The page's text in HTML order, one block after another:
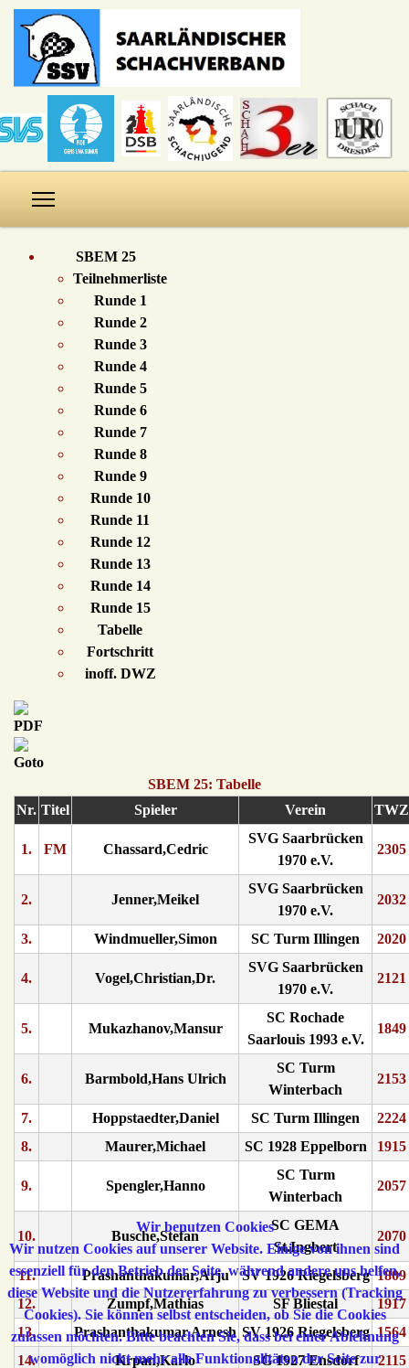
SBEM 25
Teilnehmerliste
Runde 1
Runde 2
Runde 3
Runde 4
Runde 5
Runde 6
Runde 7
Runde 8
Runde 9
Runde 10
Runde 11
Runde 12
Runde 13
Runde 14
Runde 15
Tabelle
Fortschritt
inoff. DWZ
SBEM 25: Tabelle
Nr. Titel Spieler Verein TWZ
1. FM Chassard,Cedric
SVG Saarbrücken
1970 e.V.
2305
2. Jenner,Meikel
SVG Saarbrücken
1970 e.V.
2032
3. Windmueller,Simon SC Turm Illingen 2020
4. Vogel,Christian,Dr.
SVG Saarbrücken
1970 e.V.
2121
5. Mukazhanov,Mansur
SC Rochade
Saarlouis 1993 e.V.
1849
6. Barmbold,Hans Ulrich
SC Turm
Winterbach
2153
7. Hoppstaedter,Daniel SC Turm Illingen
2224
8.
Maurer,Michael SC 1928 Eppelborn 1915
9. Spengler,Hanno
SC Turm
Winterbach
2057
10. Busche,Stefan
SC GEMA
St.Ingbert
2070
11. Prashanthakumar,Arju SV 1926 Riegelsberg 1809
12.
Zumpf,Mathias SF Bliestal
1917
13.
Prashanthakumar,Arnesh SV 1926 Riegelsberg 1564
14.
Krpan,Karlo SG 1927 Ensdorf 2115
Wir benutzen Cookies
Wir nutzen Cookies auf unserer Website. Einige von ihnen sind
essenziell für den Betrieb der Seite, während andere uns helfen,
diese Website und die Nutzererfahrung zu verbessern (Tracking
Cookies). Sie können selbst entscheiden, ob Sie die Cookies
zulassen möchten. Bitte beachten Sie, dass bei einer Ablehnung
womöglich nicht mehr alle Funktionalitäten der Seite zur